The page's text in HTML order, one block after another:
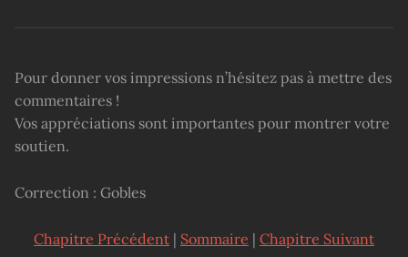
Pour donner vos impressions n’hésitez pas à mettre des
commentaires !
Vos appréciations sont importantes pour montrer votre
soutien.
Correction : Gobles
Chapitre Précédent | Sommaire | Chapitre Suivant